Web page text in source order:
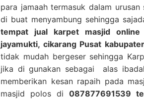
para jamaah termasuk dalam
di buat menyambung sehingga
tempat jual karpet masjid
jayamukti, cikarang Pusat
tidak mudah bergeser sehingga
jika di gunakan sebagai alas
memberikan kesan rapaih pada
masjid polos di 087877691539